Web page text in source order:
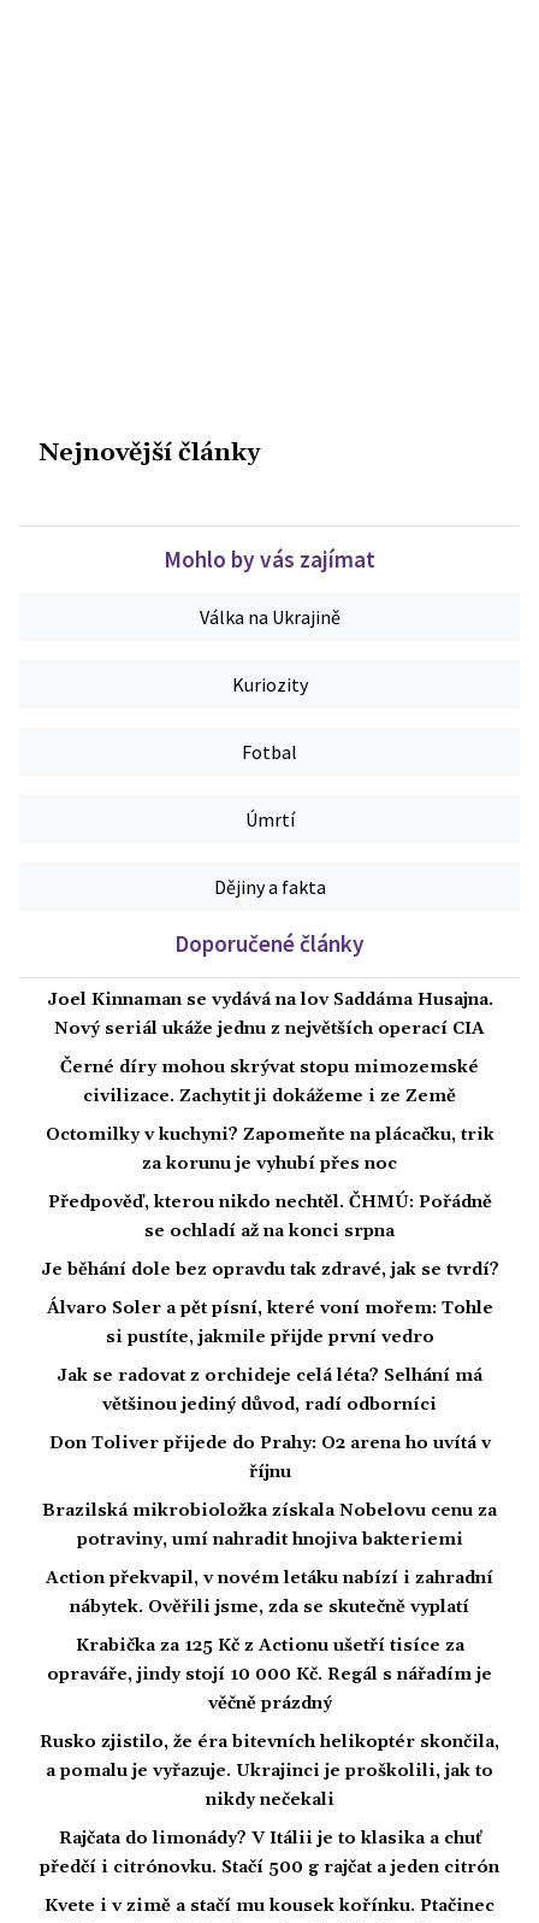
Nejnovější články
Mohlo by vás zajímat
Válka na Ukrajině
Kuriozity
Fotbal
Úmrtí
Dějiny a fakta
Doporučené články
Joel Kinnaman se vydává na lov Saddáma Husajna.
Nový seriál ukáže jednu z největších operací CIA
Černé díry mohou skrývat stopu mimozemské
civilizace. Zachytit ji dokážeme i ze Země
Octomilky v kuchyni? Zapomeňte na plácačku, trik
za korunu je vyhubí přes noc
Předpověď, kterou nikdo nechtěl. ČHMÚ: Pořádně
se ochladí až na konci srpna
Je běhání dole bez opravdu tak zdravé, jak se tvrdí?
Álvaro Soler a pět písní, které voní mořem: Tohle
si pustíte, jakmile přijde první vedro
Jak se radovat z orchideje celá léta? Selhání má
většinou jediný důvod, radí odborníci
Don Toliver přijede do Prahy: O2 arena ho uvítá v
říjnu
Brazilská mikrobioložka získala Nobelovu cenu za
potraviny, umí nahradit hnojiva bakteriemi
Action překvapil, v novém letáku nabízí i zahradní
nábytek. Ověřili jsme, zda se skutečně vyplatí
Krabička za 125 Kč z Actionu ušetří tisíce za
opraváře, jindy stojí 10 000 Kč. Regál s nářadím je
věčně prázdný
Rusko zjistilo, že éra bitevních helikoptér skončila,
a pomalu je vyřazuje. Ukrajinci je proškolili, jak to
nikdy nečekali
Rajčata do limonády? V Itálii je to klasika a chuť
předčí i citrónovku. Stačí 500 g rajčat a jeden citrón
Kvete i v zimě a stačí mu kousek kořínku. Ptačinec